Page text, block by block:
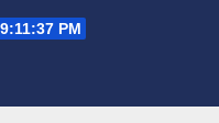
9:11:38 PM